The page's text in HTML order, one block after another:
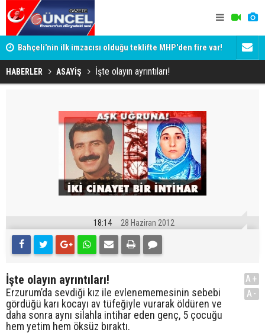
Bahçeli'nin ilk imzacısı olduğu teklifte MHP'den fire var!
İşte imzalamayan o isim
Siyaset-
HABERLER ASAYİŞ İşte olayın ayrıntıları!
18:14 28 Haziran 2012
İşte olayın ayrıntıları!
Erzurum’da sevdiği kız ile evlenememesinin sebebi
gördüğü karı kocayı av tüfeğiyle vurarak öldüren ve
daha sonra aynı silahla intihar eden genç, 5 çocuğu
hem yetim hem öksüz bıraktı.
A+
A-